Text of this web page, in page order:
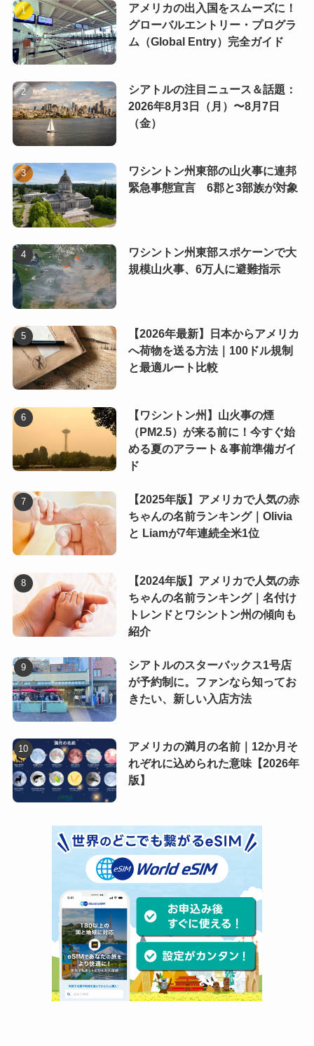
アメリカの出入国をスムーズに！
グローバルエントリー・プログラ
ム（Global Entry）完全ガイド
シアトルの注目ニュース＆話題：
2026年8月3日（月）〜8月7日
（金）
ワシントン州東部の山火事に連邦
緊急事態宣言 6郡と3部族が対象
ワシントン州東部スポケーンで大
規模山火事、6万人に避難指示
【2026年最新】日本からアメリカ
へ荷物を送る方法｜100ドル規制
と最適ルート比較
【ワシントン州】山火事の煙
（PM2.5）が来る前に！今すぐ始
める夏のアラート＆事前準備ガイ
ド
【2025年版】アメリカで人気の赤
ちゃんの名前ランキング｜Olivia
と Liamが7年連続全米1位
【2024年版】アメリカで人気の赤
ちゃんの名前ランキング｜名付け
トレンドとワシントン州の傾向も
紹介
シアトルのスターバックス1号店
が予約制に。ファンなら知ってお
きたい、新しい入店方法
アメリカの満月の名前｜12か月そ
れぞれに込められた意味【2026年
版】